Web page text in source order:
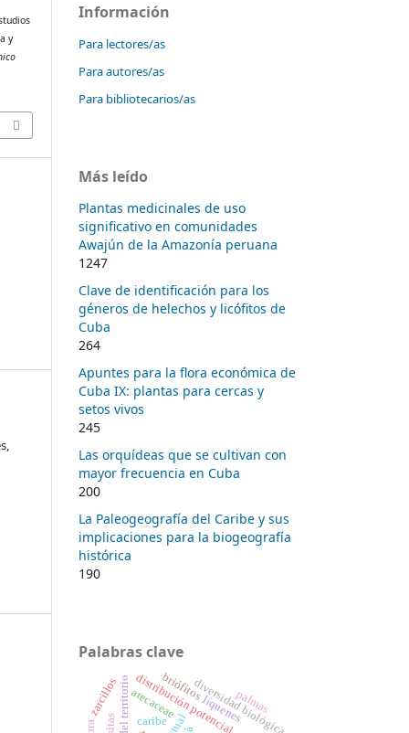
y
Información
Para lectores/as
Para autores/as
Para bibliotecarios/as
Más leído
Plantas medicinales de uso
significativo en comunidades
Awajún de la Amazonía peruana
1247
Clave de identificación para los
géneros de helechos y licófitos de
Cuba
264
Apuntes para la flora económica de
Cuba IX: plantas para cercas y
setos vivos
245
Las orquídeas que se cultivan con
mayor frecuencia en Cuba
200
La Paleogeografía del Caribe y sus
implicaciones para la biogeografía
histórica
190
Palabras clave
distribución potencial
caribe líquenes
diversidad biológica
arecaceae palmas
briófitos
zarcillos